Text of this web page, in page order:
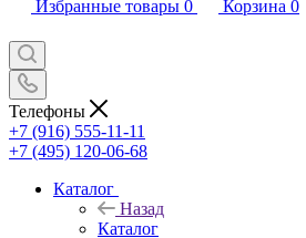
Избранные товары 0 Корзина 0
Телефоны
+7 (916) 555-11-11
+7 (495) 120-06-68
Каталог
Назад
Каталог